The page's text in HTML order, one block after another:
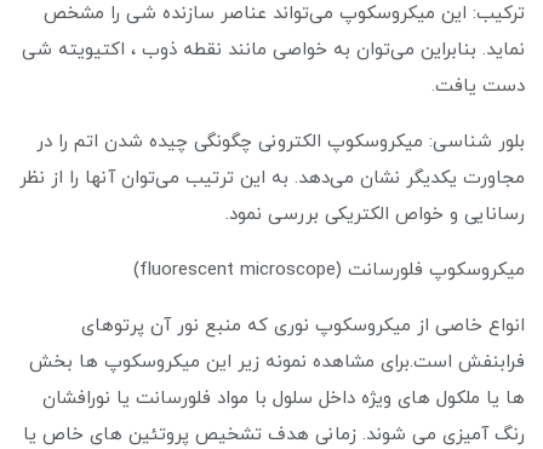
ترکیب: این میکروسکوپ می‌تواند عناصر سازنده شی را مشخص
نماید. بنابراین می‌توان به خواصی مانند نقطه ذوب ، اکتیویته شی
دست یافت.
بلور شناسی: میکروسکوپ الکترونی چگونگی چیده شدن اتم را در
مجاورت یکدیگر نشان می‌دهد. به این ترتیب می‌توان آنها را از نظر
رسانایی و خواص الکتریکی بررسی نمود.
میکروسکوپ فلورسانت (fluorescent microscope)
انواع خاصی از میکروسکوپ نوری که منبع نور آن پرتوهای
فرابنفش است.برای مشاهده نمونه زیر این میکروسکوپ ها بخش
ها یا ملکول های ویژه داخل سلول با مواد فلورسانت یا نورافشان
رنگ آمیزی می شوند. زمانی هدف تشخیص پروتئین های خاص یا